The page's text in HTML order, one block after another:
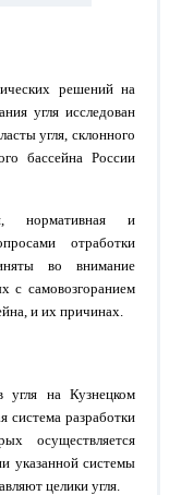
решений на
угля исследован
угля, склонного
бассейна России
нормативная и
отработки
во внимание
с самовозгоранием
и их причинах.
угля на Кузнецком
система разработки
осуществляется
указанной системы
целики угля.